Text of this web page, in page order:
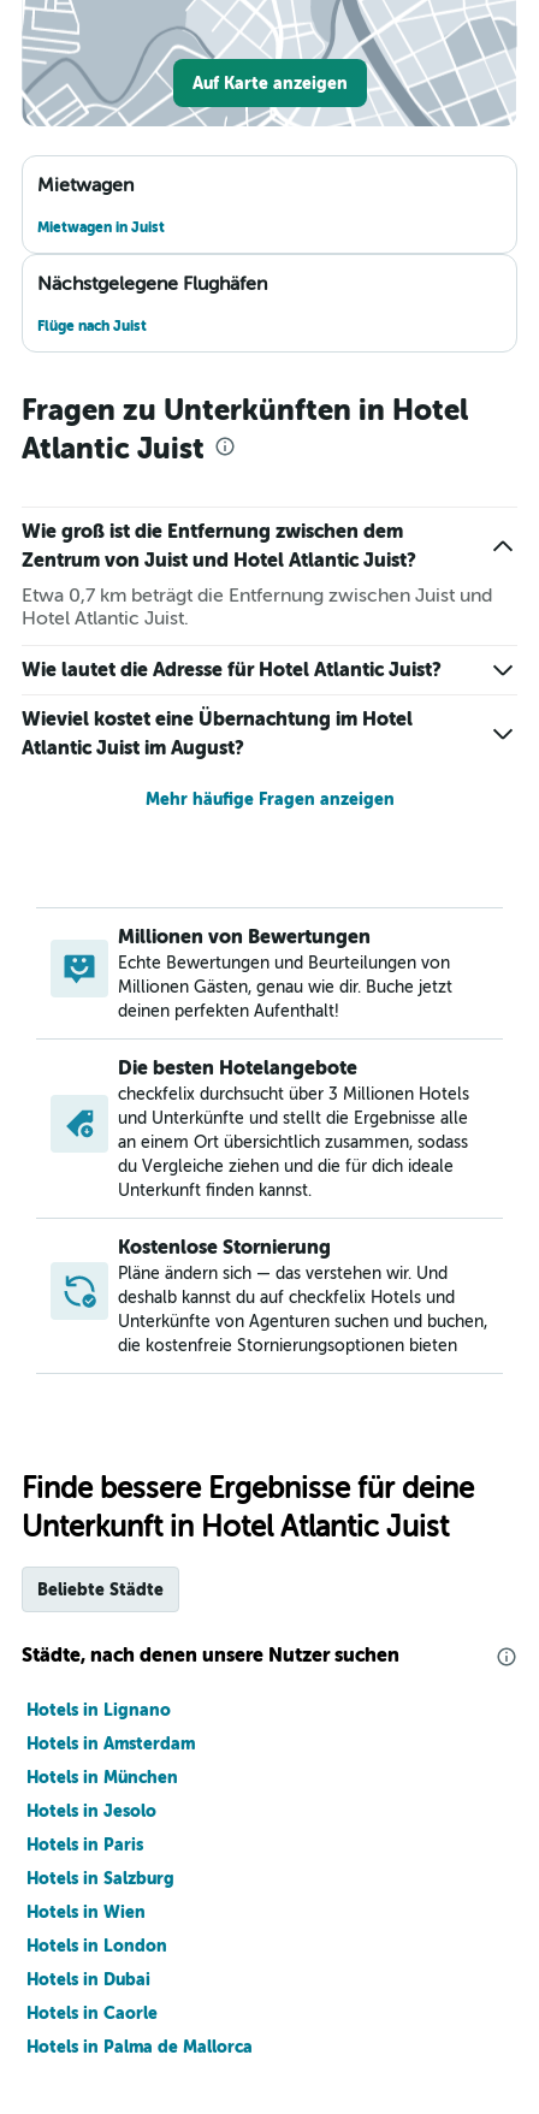
Auf Karte anzeigen
Mietwagen
Mietwagen in Juist
Nächstgelegene Flughäfen
Flüge nach Juist
Fragen zu Unterkünften in Hotel
Atlantic Juist
Wie groß ist die Entfernung zwischen dem
Zentrum von Juist und Hotel Atlantic Juist?
Etwa 0,7 km beträgt die Entfernung zwischen Juist und
Hotel Atlantic Juist.
Wie lautet die Adresse für Hotel Atlantic Juist?
Wieviel kostet eine Übernachtung im Hotel
Atlantic Juist im August?
Mehr häufige Fragen anzeigen
Millionen von Bewertungen
Echte Bewertungen und Beurteilungen von
Millionen Gästen, genau wie dir. Buche jetzt
deinen perfekten Aufenthalt!
Die besten Hotelangebote
checkfelix durchsucht über 3 Millionen Hotels
und Unterkünfte und stellt die Ergebnisse alle
an einem Ort übersichtlich zusammen, sodass
du Vergleiche ziehen und die für dich ideale
Unterkunft finden kannst.
Kostenlose Stornierung
Pläne ändern sich — das verstehen wir. Und
deshalb kannst du auf checkfelix Hotels und
Unterkünfte von Agenturen suchen und buchen,
die kostenfreie Stornierungsoptionen bieten
Finde bessere Ergebnisse für deine
Unterkunft in Hotel Atlantic Juist
Beliebte Städte
Städte, nach denen unsere Nutzer suchen
Hotels in Lignano
Hotels in Amsterdam
Hotels in München
Hotels in Jesolo
Hotels in Paris
Hotels in Salzburg
Hotels in Wien
Hotels in London
Hotels in Dubai
Hotels in Caorle
Hotels in Palma de Mallorca